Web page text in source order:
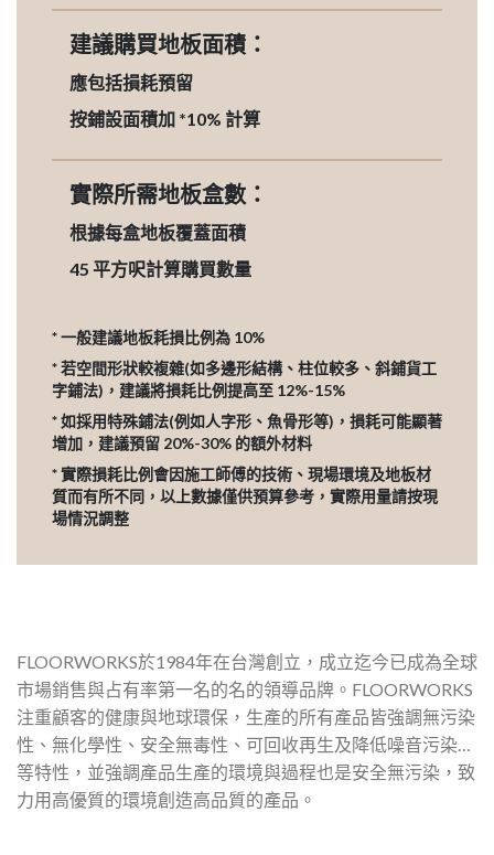
建議購買地板面積：
應包括損耗預留
按鋪設面積加 *10% 計算
實際所需地板盒數：
根據每盒地板覆蓋面積
45 平方呎計算購買數量
* 一般建議地板耗損比例為 10%
* 若空間形狀較複雜(如多邊形結構、柱位較多、斜鋪貨工
字鋪法)，建議將損耗比例提高至 12%-15%
* 如採用特殊鋪法(例如人字形、魚骨形等)，損耗可能顯著
增加，建議預留 20%-30% 的額外材料
* 實際損耗比例會因施工師傅的技術、現場環境及地板材
質而有所不同，以上數據僅供預算參考，實際用量請按現
場情況調整
FLOORWORKS於1984年在台灣創立，成立迄今已成為全球
市場銷售與占有率第一名的名的領導品牌。FLOORWORKS
注重顧客的健康與地球環保，生產的所有產品皆強調無污染
性、無化學性、安全無毒性、可回收再生及降低噪音污染…
等特性，並強調產品生產的環境與過程也是安全無污染，致
力用高優質的環境創造高品質的產品。